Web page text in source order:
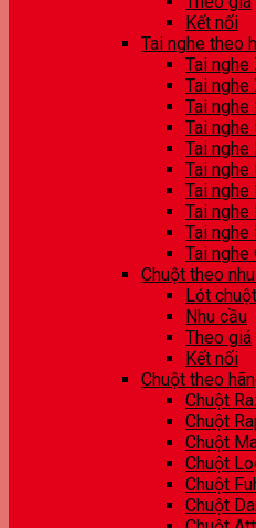
Kết nối
Tai nghe theo
Tai nghe
Tai nghe
Tai nghe
Tai nghe
Tai
Tai nghe
Tai nghe
Tai nghe
Tai nghe
Tai nghe
Chuột theo
Lót chuột
Nhu cầu
Theo giá
Kết nối
Chuột theo
Chuột
Chuột
Chuột
Chuột
Chuột
Chuột